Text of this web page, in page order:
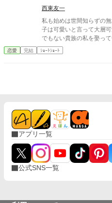
せてもらいます。
西東友一
私も始めは世間知らずの
子は可愛いと言って大層
でもない貴族の私を娶っ
た。 だから、貴方様をお
くしようと礼儀作法から
恋愛 完結 ｼｮｰﾄｼｮｰﾄ
アプリ一覧
公式SNS一覧